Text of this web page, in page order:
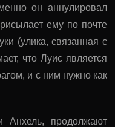
он аннулировал
ему по почте
(улика, связанная с
что Луис является
и с ним нужно как
Анхель, продолжают